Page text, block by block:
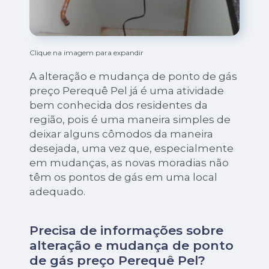
Clique na imagem para expandir
A alteração e mudança de ponto de gás
preço Perequê Pel já é uma atividade
bem conhecida dos residentes da
região, pois é uma maneira simples de
deixar alguns cômodos da maneira
desejada, uma vez que, especialmente
em mudanças, as novas moradias não
têm os pontos de gás em uma local
adequado.
Precisa de informações sobre
alteração e mudança de ponto
de gás preço Perequê Pel?